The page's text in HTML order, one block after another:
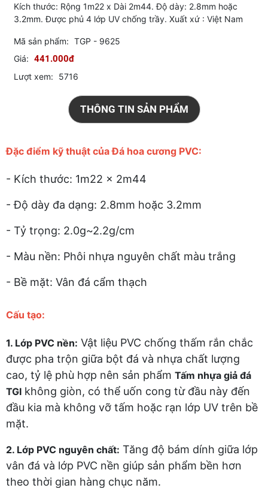
Kích thước: Rộng 1m22 x Dài 2m44. Độ dày: 2.8mm hoặc
3.2mm. Được phủ 4 lớp UV chống trầy. Xuất xứ : Việt Nam
Mã sản phẩm: TGP - 9625
Giá: 441.000đ
Lượt xem: 5716
THÔNG TIN SẢN PHẨM
Đặc điểm kỹ thuật của Đá hoa cương PVC:
- Kích thước: 1m22 x 2m44
- Độ dày đa dạng: 2.8mm hoặc 3.2mm
- Tỷ trọng: 2.0g~2.2g/cm
- Màu nền: Phôi nhựa nguyên chất màu trắng
- Bề mặt: Vân đá cẩm thạch
Cấu tạo:
1. Lớp PVC nền: Vật liệu PVC chống thấm rắn chắc
được pha trộn giữa bột đá và nhựa chất lượng
cao, tỷ lệ phù hợp nên sản phẩm Tấm nhựa giả đá
TGI không giòn, có thể uốn cong từ đầu này đến
đầu kia mà không vỡ tấm hoặc rạn lớp UV trên bề
mặt.
2. Lớp PVC nguyên chất: Tăng độ bám dính giữa lớp
vân đá và lớp PVC nền giúp sản phẩm bền hơn
theo thời gian hàng chục năm.